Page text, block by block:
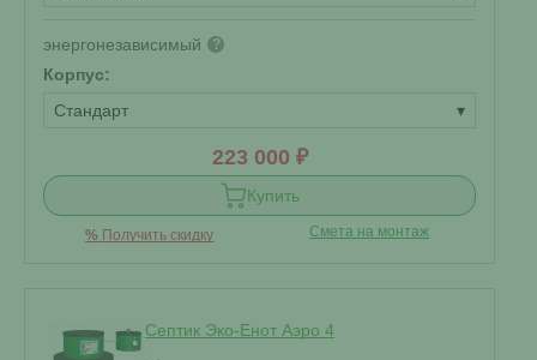
энергонезависимый ?
Корпус:
Стандарт
▾
223 000 ₽
Купить
% Получить скидку Смета на монтаж
Септик Эко-Енот Аэро 4